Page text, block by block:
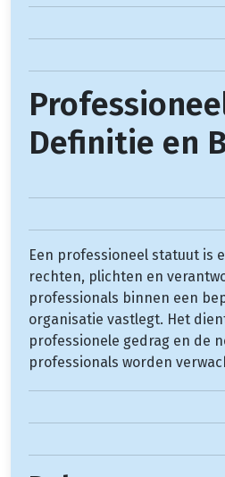
Definitie en
Een professioneel statuut is
rechten, plichten en
professionals binnen een
organisatie vastlegt. Het
professionele gedrag en de
professionals worden